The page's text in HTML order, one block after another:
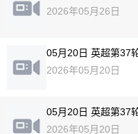
2026年05月26日
05月20日 英超第37
2026年05月20日
05月20日 英超第37
2026年05月20日